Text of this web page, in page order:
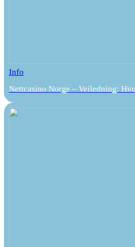
Info
Nettcasino Norge – Veiledning: